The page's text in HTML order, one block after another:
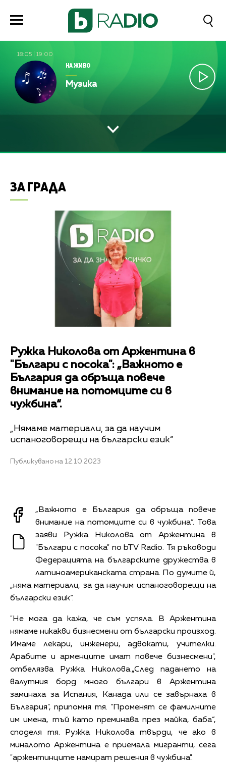
18:05 19:00
НА ЖИВО
Музика
ЗА ГРАДА
Ружка Николова от Аржентина в
"Българи с посока": „Важното е
България да обръща повече
внимание на потомците си в
чужбина“.
„Нямаме материали, за да научим
испаноговорещи на български език“
Публикувано на 12.10.2023
„Важното е България да обръща повече
внимание на потомците си в чужбина“. Това
заяви Ружка Николова от Аржентина в
"Българи с посока" по bTV Radio. Тя ръководи
Федерацията на българските дружества в
латиноамериканската страна. По думите й,
„няма материали, за да научим испаноговорещи на
български език“.
"Не мога да кажа, че съм успяла. В Аржентина
нямаме никакви бизнесмени от български произход.
Имаме лекари, инженери, адвокати, учителки.
Арабите и арменците имат повече бизнесмени",
отбелязва Ружка Николова.„След падането на
валутния борд много българи в Аржентина
заминаха за Испания, Канада или се завърнаха в
България", припомня тя. "Променят се фамилните
им имена, тъй като преминава през майка, баба“,
споделя тя. Ружка Николова твърди, че ако в
миналото Аржентина е приемала мигранти, сега
"аржентинците намират решения в чужбина".